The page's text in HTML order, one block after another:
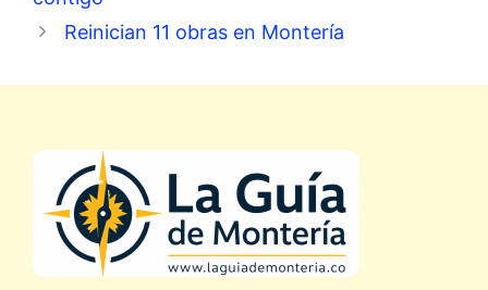
Reinician 11 obras en Montería